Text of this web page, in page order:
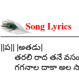
Song Lyrics
||ప|| |అతడు|
తరలి రాద తనే
గగనాల దాకా అల